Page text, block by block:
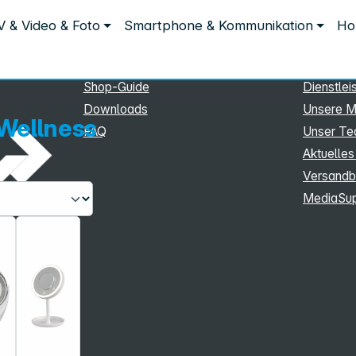
& Video & Foto Smartphone & Kommunikation
Shop-Guide
Downloads
FAQ
Unsere
Unser